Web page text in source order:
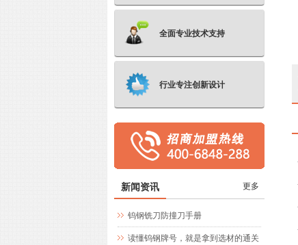
全面专业技术支持
行业专注创新设计
新闻资讯 更多
钨钢铣刀防撞刀手册
读懂钨钢牌号，就是拿到选材的通关